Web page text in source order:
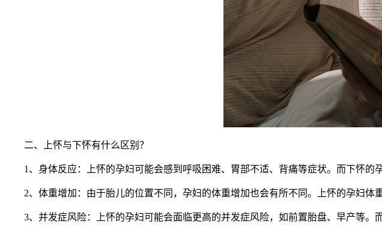
二、上怀与下怀有什么区别？
1、身体反应：上怀的孕妇可能会感到呼吸困难、胃部不适、背痛等症状。而下怀的
2、体重增加：由于胎儿的位置不同，孕妇的体重增加也会有所不同。上怀的孕妇体
3、并发症风险：上怀的孕妇可能会面临更高的并发症风险，如前置胎盘、早产等。而